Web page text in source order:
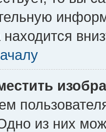
из них